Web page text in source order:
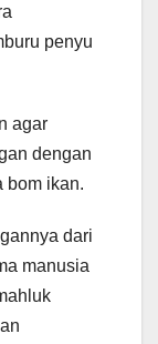
penyu
agar
dengan
bom ikan.
dari
manusia